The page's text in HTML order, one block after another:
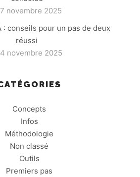
novembre 2025
: conseils pour un pas de deux
réussi
novembre 2025
Concepts
Infos
Méthodologie
Non classé
Outils
Premiers pas